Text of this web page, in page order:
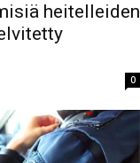
heitelleiden
0